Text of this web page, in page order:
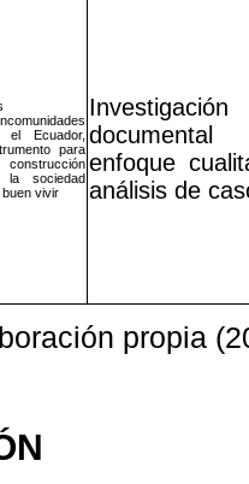
el Ecuador,
para
la sociedad
buen vivir
Investigación
enfoque
análisis de
propia